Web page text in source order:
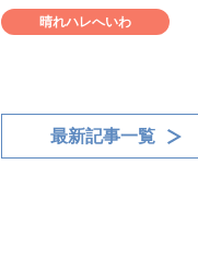
晴れハレへいわ
最新記事一覧